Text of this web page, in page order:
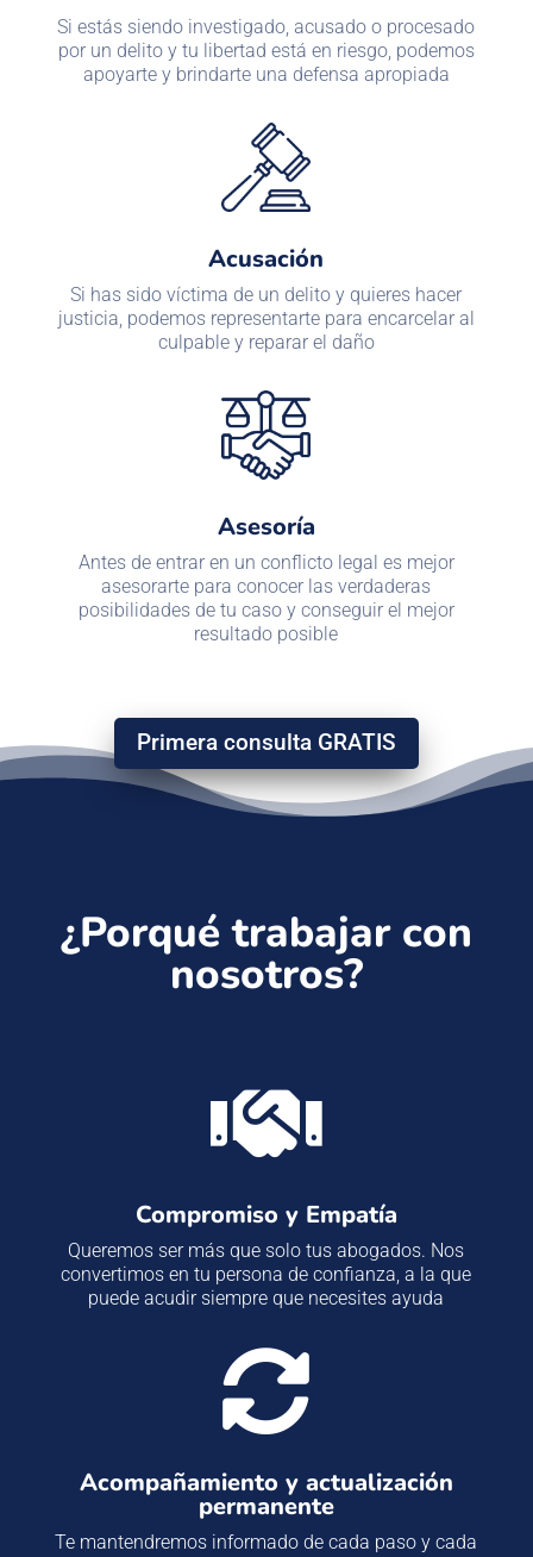
Si estás siendo investigado, acusado o procesado
por un delito y tu libertad está en riesgo, podemos
apoyarte y brindarte una defensa apropiada
Acusación
Si has sido víctima de un delito y quieres hacer
justicia, podemos representarte para encarcelar al
culpable y reparar el daño
Asesoría
Antes de entrar en un conflicto legal es mejor
asesorarte para conocer las verdaderas
posibilidades de tu caso y conseguir el mejor
resultado posible
Primera consulta GRATIS
¿Porqué trabajar con
nosotros?

Compromiso y Empatía
Queremos ser más que solo tus abogados. Nos
convertimos en tu persona de confianza, a la que
puede acudir siempre que necesites ayuda

Acompañamiento y actualización
permanente
Te mantendremos informado de cada paso y cada